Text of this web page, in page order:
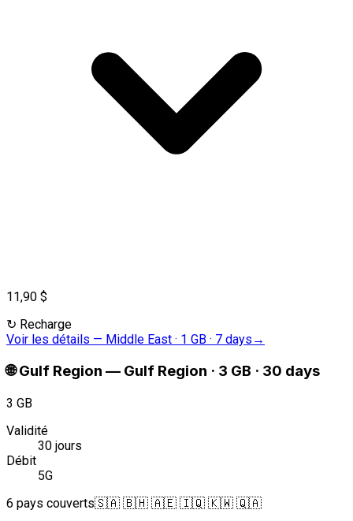
11,90 $
↻ Recharge
Voir les détails — Middle East · 1 GB · 7 days →
🌐 Gulf Region — Gulf Region · 3 GB · 30 days
3 GB
Validité
30 jours
Débit
5G
6 pays couverts🇸🇦 🇧🇭 🇦🇪 🇮🇶 🇰🇼 🇶🇦